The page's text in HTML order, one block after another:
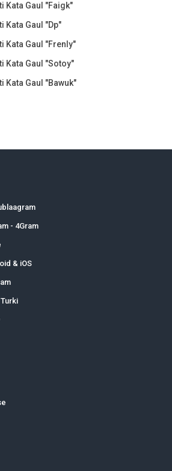
Kata Gaul "Faigk"
Kata Gaul "Dp"
Kata Gaul "Frenly"
Kata Gaul "Sotoy"
Kata Gaul "Bawuk"
- 4Gram
& iOS